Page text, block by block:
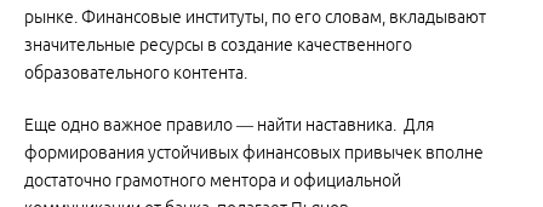
рынке. Финансовые институты, по его словам, вкладывают
значительные ресурсы в создание качественного
образовательного контента.
Еще одно важное правило — найти наставника. Для
формирования устойчивых финансовых привычек вполне
достаточно грамотного ментора и официальной